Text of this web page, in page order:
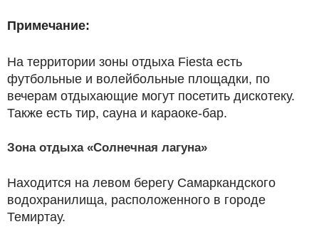
Примечание:
На территории зоны отдыха Fiesta есть
футбольные и волейбольные площадки, по
вечерам отдыхающие могут посетить дискотеку.
Также есть тир, сауна и караоке­-бар.
Зона отдыха «Солнечная лагуна»
Находится на левом берегу Самаркандского
водохранилища, расположенного в городе
Темиртау.